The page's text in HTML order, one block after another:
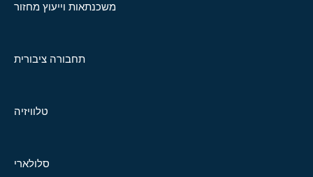
משכנתאות וייעוץ מחזור
תחבורה ציבורית
טלוויזיה
סלולארי